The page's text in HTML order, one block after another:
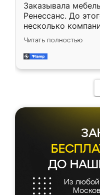
Заказывала
Ренессанс. До
несколько
эту. Сначала
приехал
и снял размеры.
мебель сразу
каких-либо
довольна, все
Читать полностью
ДО
Из